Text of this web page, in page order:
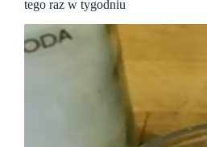
tego raz w tygodniu